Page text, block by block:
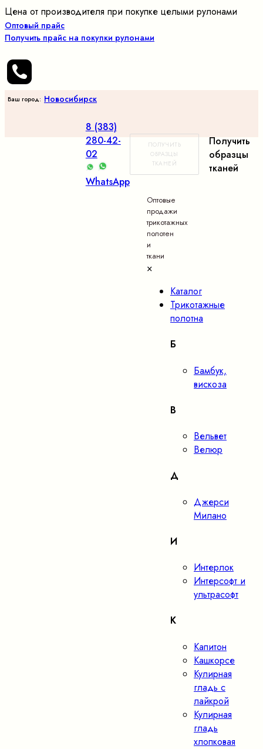
Цена от производителя при покупке целыми рулонами
Оптовый прайс
Получить прайс на покупки рулонами
Ваш город: Новосибирск
8 (383)
280-42-
02
WhatsApp
ПОЛУЧИТЬ
ОБРАЗЦЫ
ТКАНЕЙ
Получить
образцы
тканей
Оптовые
продажи
трикотажных
полотен
и
ткани
×
Каталог
Трикотажные
полотна
Б
Бамбук,
вискоза
В
Вельвет
Велюр
Д
Джерси
Милано
И
Интерлок
Интерсофт и
ультрасофт
К
Капитон
Кашкорсе
Кулирная
гладь с
лайкрой
Кулирная
гладь
хлопковая